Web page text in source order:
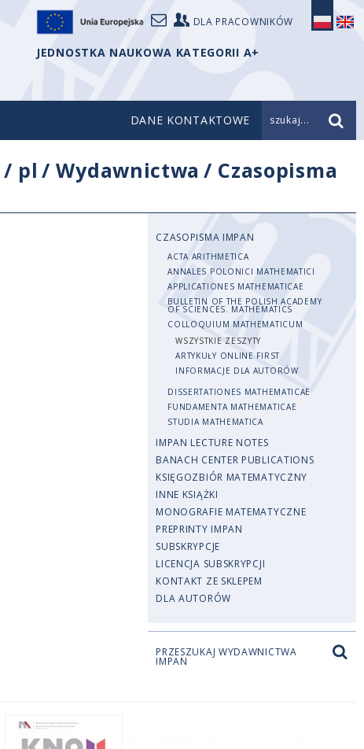
DLA PRACOWNIKÓW
JEDNOSTKA NAUKOWA KATEGORII A+
DANE KONTAKTOWE szukaj...
/ pl /Wydawnictwa / Czasopisma
CZASOPISMA IMPAN
ACTA ARITHMETICA
ANNALES POLONICI MATHEMATICI
APPLICATIONES MATHEMATICAE
BULLETIN OF THE POLISH ACADEMY
OF SCIENCES. MATHEMATICS
COLLOQUIUM MATHEMATICUM
WSZYSTKIE ZESZYTY
ARTYKUŁY ONLINE FIRST
INFORMACJE DLA AUTORÓW
DISSERTATIONES MATHEMATICAE
FUNDAMENTA MATHEMATICAE
STUDIA MATHEMATICA
IMPAN LECTURE NOTES
BANACH CENTER PUBLICATIONS
KSIĘGOZBIÓR MATEMATYCZNY
INNE KSIĄŻKI
MONOGRAFIE MATEMATYCZNE
PREPRINTY IMPAN
SUBSKRYPCJE
LICENCJA SUBSKRYPCJI
KONTAKT ZE SKLEPEM
DLA AUTORÓW
PRZESZUKAJ WYDAWNICTWA
IMPAN